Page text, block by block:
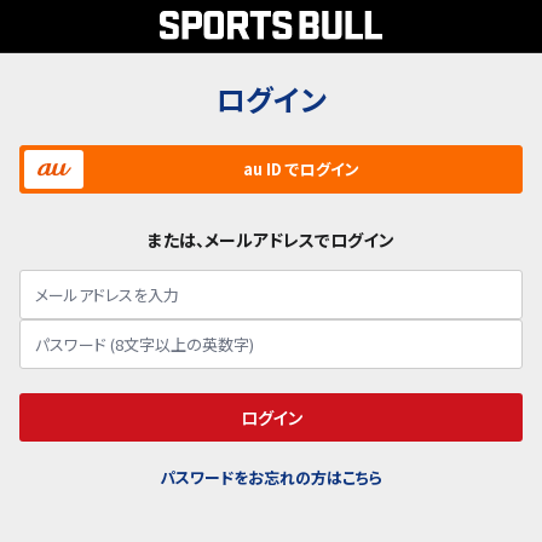
ログイン
au ID でログイン
または、メールアドレスでログイン
ログイン
パスワードをお忘れの方はこちら